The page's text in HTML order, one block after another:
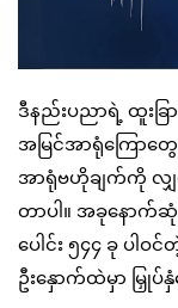
ဒီနည်းပညာရဲ့ ထူးခ
အမြင်အာရုံကြောတွ
အာရုံဗဟိုချက်ကို လ
တာပါ။ အခုနောက်
ပေါင်း ၅၄၄ ခု ပါ
ဦးနှောက်ထဲမှာ မြှုပ်